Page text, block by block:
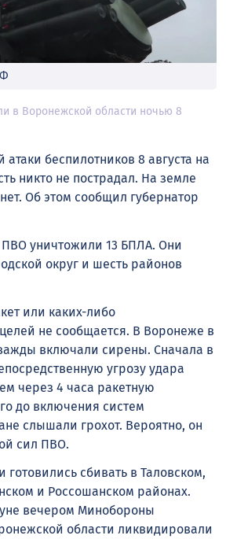
в Воронежской области ночью 8
атаки беспилотников 8 августа на
никто не пострадал. На земле
Об этом сообщил губернатор
ПВО уничтожили 13 БПЛА. Они
округ и шесть районов
или каких-либо
не сообщается. В Воронеже в
включали сирены. Сначала в
угрозу удара
через 4 часа ракетную
до включения систем
слышали грохот. Вероятно, он
сил ПВО.
готовились сбивать в Таловском,
и Россошанском районах.
вечером Минобороны
области ликвидировали